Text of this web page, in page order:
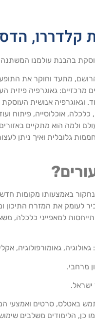
קלדררו,
בהבנת עולמנו
מתעד וחוקר את
מרכזיים: גאוגרפיה
וגאוגרפיה אנושית
אוכלוסייה, פיתוח
ולמה הוא מתקיים
גלובלית ואיך ניתן
באמצעותו מקומות
לעומק את המזרח התיכון
למאפייני כלכלה,
גאומורפולוגיה,
מרחבי.
ישראל.
באטלס, סרטים ואמצעי
כן, הלימודים משלבים